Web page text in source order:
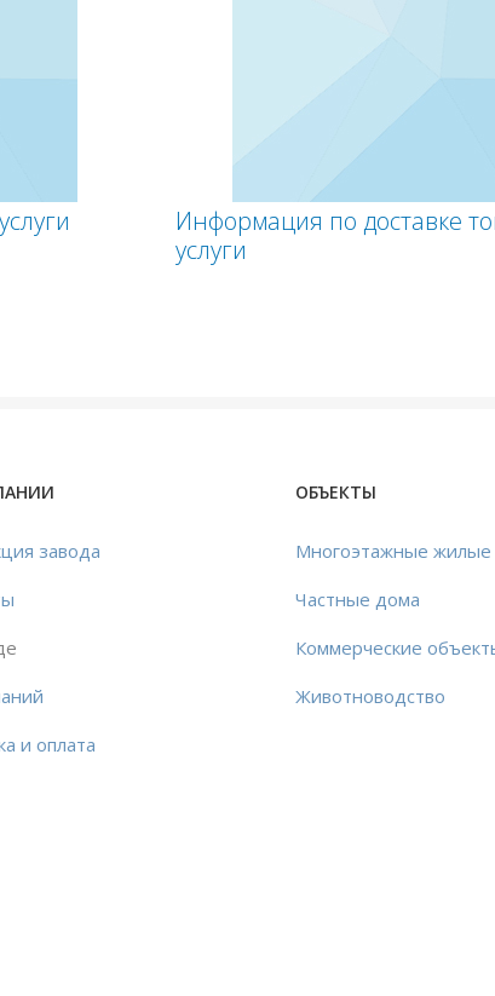
Информация по доставке
услуги
завода
и оплата
ОБЪЕКТЫ
Многоэтажные
Частные дома
Коммерческие
Животноводство